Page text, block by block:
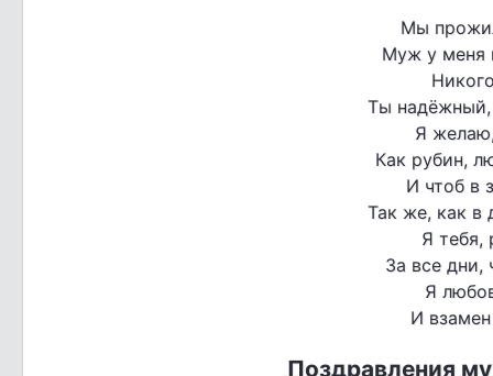
Мы
Муж у меня
Ты надёжный,
Я
Как рубин,
И чтоб в
Так же, как в
Я тебя,
За все
Я
И
Поздравления